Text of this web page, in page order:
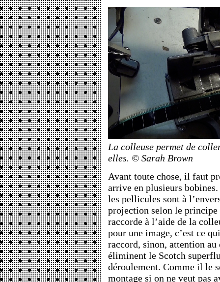
La colleuse permet de
elles. © Sarah Brown
Avant toute chose, il faut
arrive en plusieurs
les pellicules sont à
projection selon le
raccorde à l’aide de la
pour une image, c’est ce
raccord, sinon, attention
éliminent le Scotch
déroulement. Comme il le
montage si on ne veut pas